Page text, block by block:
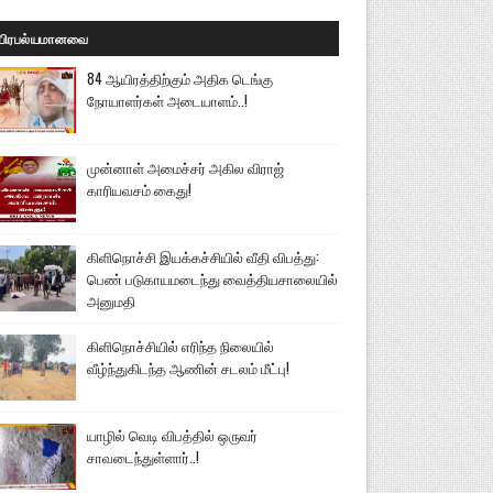
84 ஆயிரத்திற்கும் அதிக டெங்கு
நோயாளர்கள் அடையாளம்..!
முன்னாள் அமைச்சர் அகில விராஜ்
காரியவசம் கைது!
கிளிநொச்சி இயக்கச்சியில் வீதி விபத்து:
பெண் படுகாயமடைந்து வைத்தியசாலையில்
அனுமதி
கிளிநொச்சியில் எரிந்த நிலையில்
வீழ்ந்துகிடந்த ஆணின் சடலம் மீட்பு!
யாழில் வெடி விபத்தில் ஒருவர்
சாவடைந்துள்ளார்..!